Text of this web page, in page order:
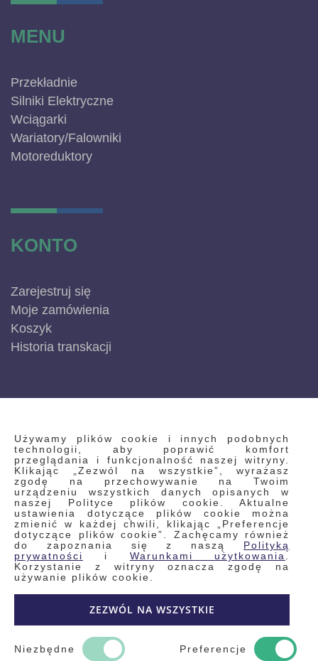
Używamy plików cookie i innych podobnych
technologii, aby poprawić komfort
przeglądania i funkcjonalność naszej witryny.
Klikając „Zezwól na wszystkie”, wyrażasz
zgodę na przechowywanie na Twoim
urządzeniu wszystkich danych opisanych w
naszej Polityce plików cookie. Aktualne
ustawienia dotyczące plików cookie można
zmienić w każdej chwili, klikając „Preferencje
dotyczące plików cookie”. Zachęcamy również
do zapoznania się z naszą Polityką
prywatności
i Warunkami użytkowania
Korzystanie z witryny oznacza zgodę na
używanie plików cookie.
ZEZWÓL NA WSZYSTKIE
Niezbędne Preferencje
MENU
Przekładnie
Silniki Elektryczne
Wciągarki
Wariatory/Falowniki
Motoreduktory
KONTO
Zarejestruj się
Moje zamówienia
Koszyk
Historia transkacji
INFORMACJE
Regulamin
Polityka prywatności i pliki cookie
Wyszukiwane frazy
Wyszukiwanie zaawansowane
Zamówienia
Skontaktuj się z nami
Odstąp od umowy
Kontakt